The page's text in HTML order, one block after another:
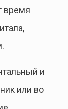
время
и
или во